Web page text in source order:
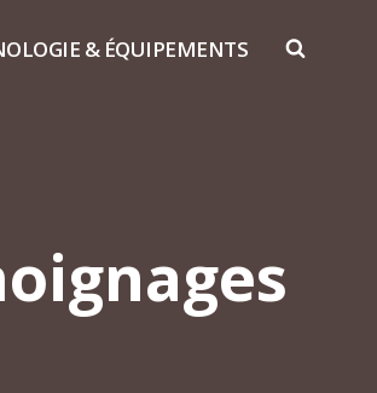
& ÉQUIPEMENTS